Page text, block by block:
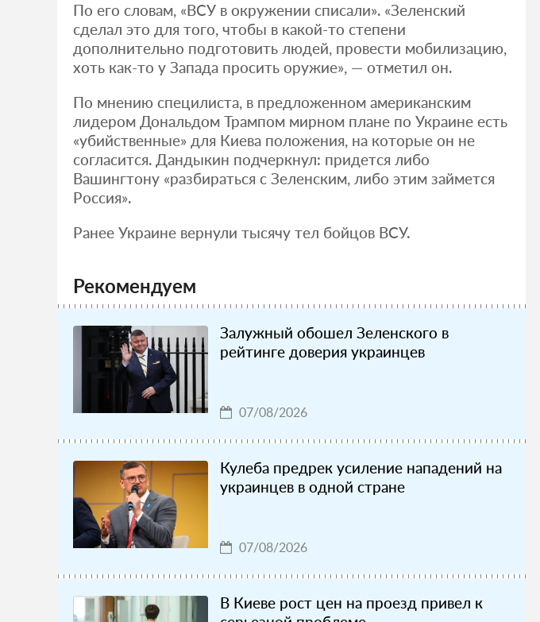
По его словам, «ВСУ в окружении списали». «Зеленский
сделал это для того, чтобы в какой-то степени
дополнительно подготовить людей, провести мобилизацию,
хоть как-то у Запада просить оружие», — отметил он.
По мнению специлиста, в предложенном американским
лидером Дональдом Трампом мирном плане по Украине есть
«убийственные» для Киева положения, на которые он не
согласится. Дандыкин подчеркнул: придется либо
Вашингтону «разбираться с Зеленским, либо этим займется
Россия».
Ранее Украине вернули тысячу тел бойцов ВСУ.
Рекомендуем
Залужный обошел Зеленского в
рейтинге доверия украинцев
07/08/2026
Кулеба предрек усиление нападений на
украинцев в одной стране
07/08/2026
В Киеве рост цен на проезд привел к